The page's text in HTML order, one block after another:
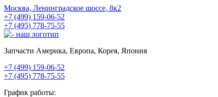
Москва, Ленинградское шоссе, 8к2
+7 (499) 159-06-52
+7 (495) 778-75-55
Запчасти Америка, Европа, Корея, Япония
+7 (499) 159-06-52
+7 (495) 778-75-55
График работы: